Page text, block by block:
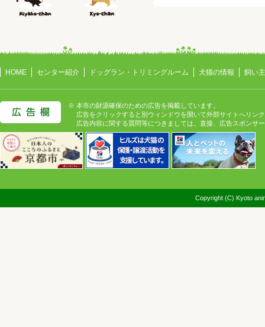
HOME センター紹介 ドッグラン・トリミングルーム 犬猫の情報 飼い
※ 本市の財源確保のための広告を掲載しています。
広告をクリックすると別ウィンドウを開いて外部サイトへリン
広告内容に関する質問等につきましては、直接、広告スポンサ
Copyright (C) Kyoto